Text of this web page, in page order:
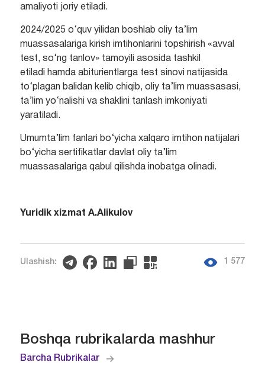
amaliyoti joriy etiladi.
2024/2025 o‘quv yilidan boshlab oliy ta’lim
muassasalariga kirish imtihonlarini topshirish «avval
test, so‘ng tanlov» tamoyili asosida tashkil
etiladi hamda abiturientlarga test sinovi natijasida
to‘plagan balidan kelib chiqib, oliy ta’lim muassasasi,
ta’lim yo‘nalishi va shaklini tanlash imkoniyati
yaratiladi.
Umumta’lim fanlari bo‘yicha xalqaro imtihon natijalari
bo‘yicha sertifikatlar davlat oliy ta’lim
muassasalariga qabul qilishda inobatga olinadi.
Yuridik xizmat A.Alikulov
Ulashish: 1 577
Boshqa rubrikalarda mashhur
Barcha Rubrikalar